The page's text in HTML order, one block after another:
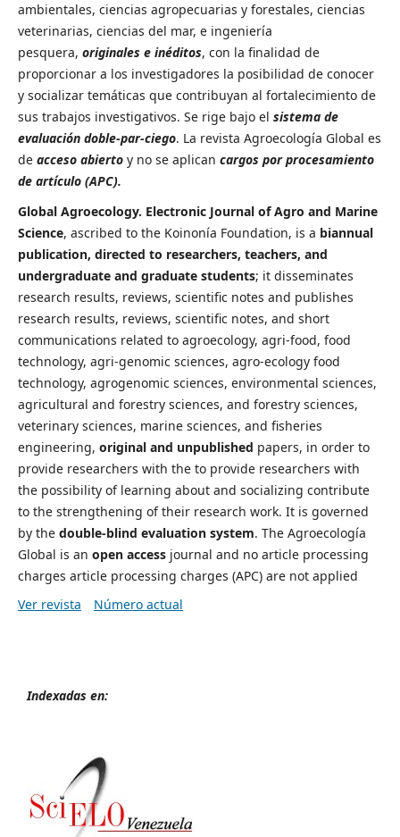
ambientales, ciencias agropecuarias y forestales, ciencias
veterinarias, ciencias del mar, e ingeniería
pesquera, originales e inéditos, con la finalidad de
proporcionar a los investigadores la posibilidad de conocer
y socializar temáticas que contribuyan al fortalecimiento de
sus trabajos investigativos. Se rige bajo el sistema de
evaluación doble-par-ciego. La revista Agroecología Global es
de acceso abiertoy no se aplican cargos por procesamiento
de artículo (APC).
Global Agroecology. Electronic Journal of Agro and Marine
Science, ascribed to the Koinonía Foundation, is a biannual
publication, directed to researchers, teachers, and
undergraduate and graduate students; it disseminates
research results, reviews, scientific notes and publishes
research results, reviews, scientific notes, and short
communications related to agroecology, agri-food, food
technology, agri-genomic sciences, agro-ecology food
technology, agrogenomic sciences, environmental sciences,
agricultural and forestry sciences, and forestry sciences,
veterinary sciences, marine sciences, and fisheries
engineering, original and unpublished papers, in order to
provide researchers with the to provide researchers with
the possibility of learning about and socializing contribute
to the strengthening of their research work. It is governed
by the double-blind evaluation system. The Agroecología
Global is an open accessjournal and no article processing
charges article processing charges (APC) are not applied
Ver revista
Número actual
Indexadas en: